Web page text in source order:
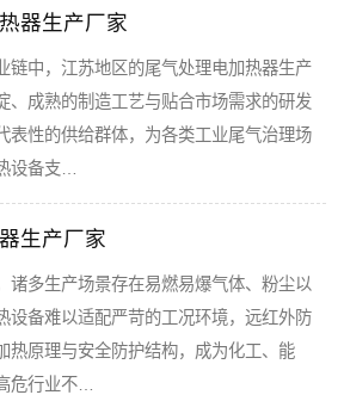
器生产厂家
链中，江苏地区的尾气处理电加热器生产
、成熟的制造工艺与贴合市场需求的研发
表性的供给群体，为各类工业尾气治理场
设备支…
生产厂家
诸多生产场景存在易燃易爆气体、粉尘以
设备难以适配严苛的工况环境，远红外防
热原理与安全防护结构，成为化工、能
危行业不…